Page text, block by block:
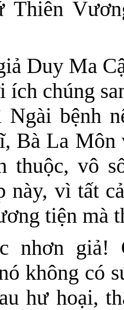
Thiên
Duy Ma
ích chúng
Ngài bệnh
Bà La Môn
thuộc, vô
này, vì tất
tiện mà
nhơn giả!
không có
hư hoại,